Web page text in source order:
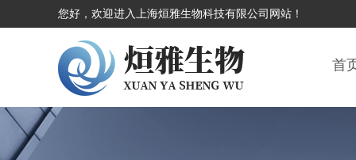
您好，欢迎进入上海烜雅生物科技有限公司网站！
首